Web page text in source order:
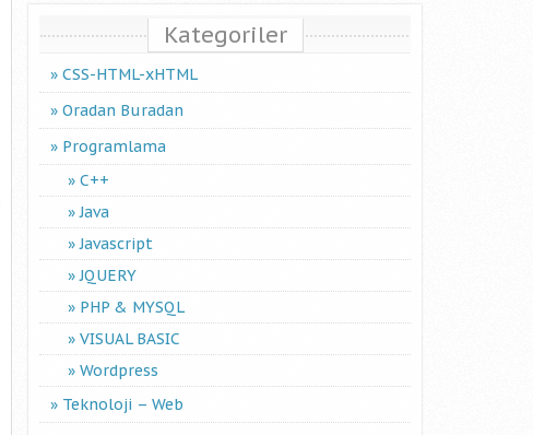
Kategoriler
CSS-HTML-xHTML
Oradan Buradan
Programlama
C++
Java
Javascript
JQUERY
PHP & MYSQL
VISUAL BASIC
Wordpress
Teknoloji – Web